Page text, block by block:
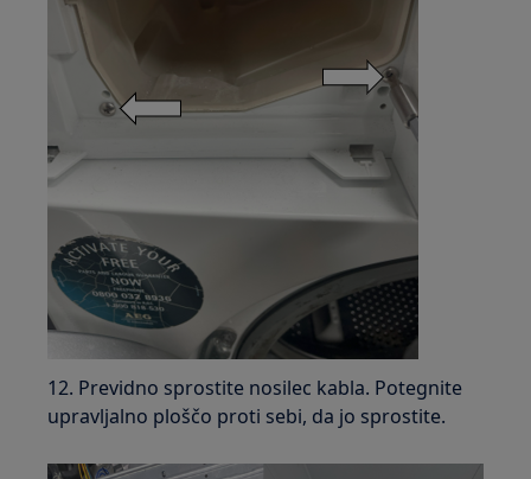
12. Previdno sprostite nosilec kabla. Potegnite
upravljalno ploščo proti sebi, da jo sprostite.